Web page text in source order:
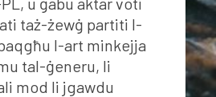
taż-żewġ partiti l-
l-art minkejja
tal-ġeneru, li
mod li jgawdu